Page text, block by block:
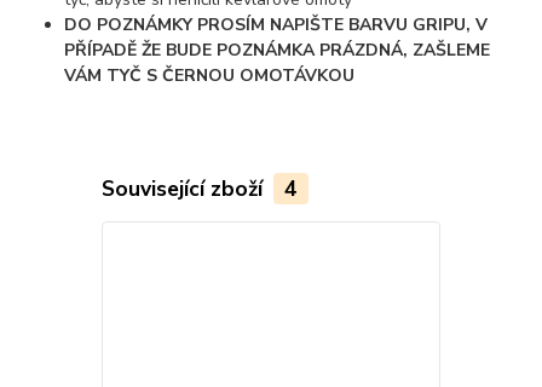
DO POZNÁMKY PROSÍM NAPIŠTE BARVU GRIPU, V
PŘÍPADĚ ŽE BUDE POZNÁMKA PRÁZDNÁ, ZAŠLEME
VÁM TYČ S ČERNOU OMOTÁVKOU
Související zboží 4